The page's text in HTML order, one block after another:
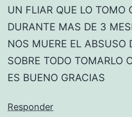
UN FLIAR QUE LO TOMO
DURANTE MAS DE 3
NOS MUERE EL ABSUSO
SOBRE TODO TOMARLO
ES BUENO GRACIAS
Responder